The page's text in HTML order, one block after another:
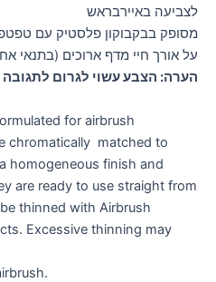
לצביעה באיירבראש
מסופק בבקבוקון פלסטיק עם
על אורך חיי מדף ארוכים (בתנאי
הערה: הצבע עשוי לגרום לתגובה
for airbrush
chromatically matched to
homogeneous finish and
are ready to use straight from
thinned with Airbrush
Excessive thinning may